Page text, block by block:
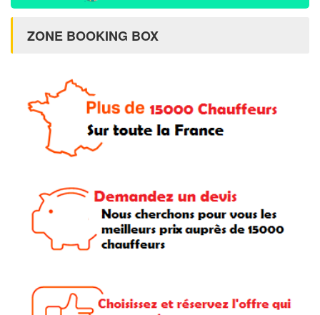
ZONE BOOKING BOX